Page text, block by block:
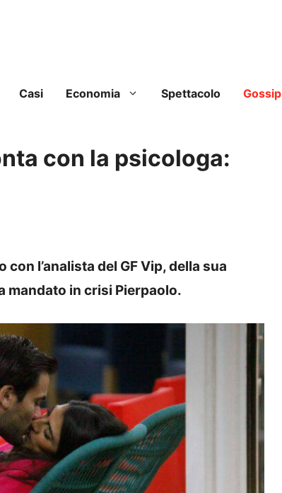
Casi Economia Spettacolo Gossip
con la psicologa:
l’analista del GF Vip, della sua
mandato in crisi Pierpaolo.